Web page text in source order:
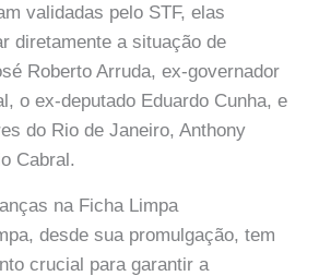
validadas pelo STF, elas
diretamente a situação de
Roberto Arruda, ex-governador
o ex-deputado Eduardo Cunha, e
do Rio de Janeiro, Anthony
Cabral.
na Ficha Limpa
desde sua promulgação, tem
crucial para garantir a